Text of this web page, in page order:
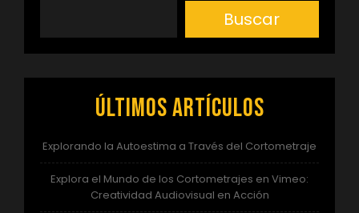
Buscar
Últimos artículos
Explorando la Autoestima a Través del Cortometraje
Explora el Mundo de los Cortometrajes en Vimeo:
Creatividad Audiovisual en Acción